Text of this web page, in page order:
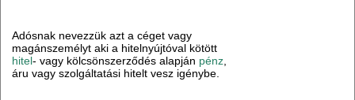
Adósnak nevezzük azt a céget vagy
magánszemélyt aki a hitelnyújtóval kötött
hitel- vagy kölcsönszerződés alapján pénz
áru vagy szolgáltatási hitelt vesz igénybe.